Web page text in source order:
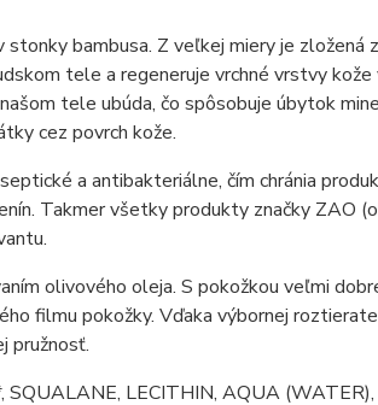
bambusa. Z veľkej miery je zložená
tele a regeneruje vrchné vrstvy
tele ubúda, čo spôsobuje úbytok
cez povrch kože.
a antibakteriálne, čím chránia
Takmer všetky produkty značky ZAO
olivového oleja. S pokožkou veľmi
filmu pokožky. Vďaka výbornej
pružnosť.
LECITHIN, AQUA (WATER),